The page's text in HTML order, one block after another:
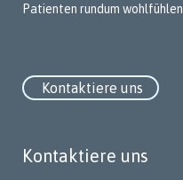
Patienten rundum wohlfühlen.
Kontaktiere uns
Kontaktiere uns